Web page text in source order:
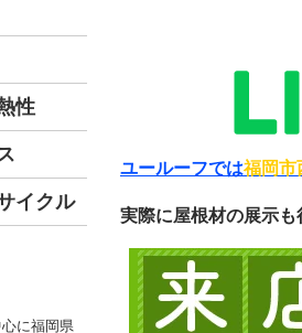
ユールーフでは福岡市
実際に屋根材の展示
性
イクル
に福岡県